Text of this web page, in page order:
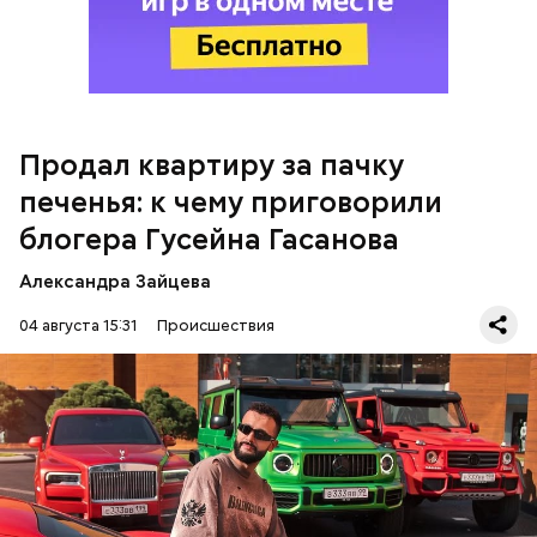
Продал квартиру за пачку
печенья: к чему приговорили
блогера Гусейна Гасанова
Александра Зайцева
04 августа 15:31 Происшествия
В мае 2025 года МВД РФ объявило в
международный розыскблогера Гусейна Гасанова.
В его отношении возбудили уголовное дело о
Фото: База розыска МВД РФ
чем 170 миллионов рублей. Эти деньги он якобы
распределил между родственниками и
собственными счетами.